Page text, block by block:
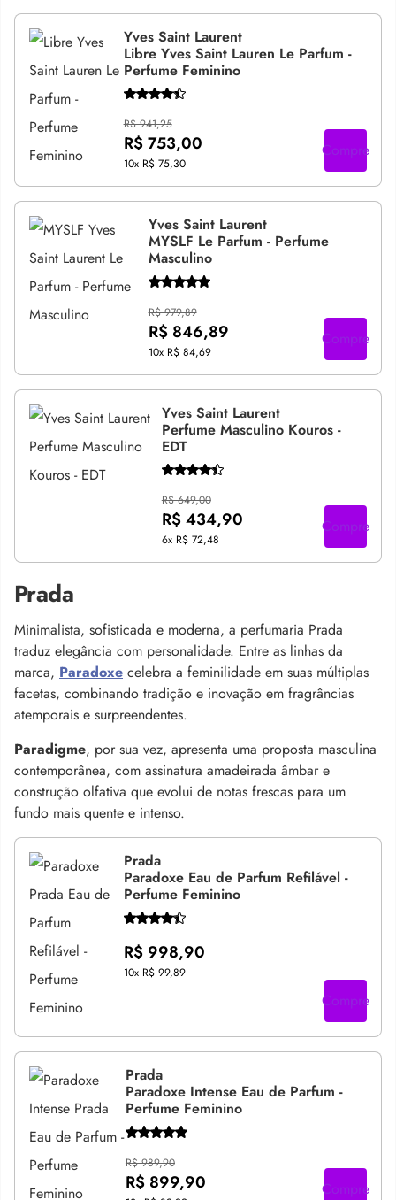
Yves Saint Laurent
Libre Yves Saint Lauren Le Parfum -
Perfume Feminino
R$ 941,25
R$ 753,00
10x R$ 75,30
Compre
Yves Saint Laurent
MYSLF Le Parfum - Perfume
Masculino
R$ 979,89
R$ 846,89
10x R$ 84,69
Compre
Yves Saint Laurent
Perfume Masculino Kouros -
EDT
R$ 649,00
R$ 434,90
6x R$ 72,48
Compre
Prada
Minimalista, sofisticada e moderna, a perfumaria Prada
traduz elegância com personalidade. Entre as linhas da
marca, Paradoxe celebra a feminilidade em suas múltiplas
facetas, combinando tradição e inovação em fragrâncias
atemporais e surpreendentes.
Paradigme, por sua vez, apresenta uma proposta masculina
contemporânea, com assinatura amadeirada âmbar e
construção olfativa que evolui de notas frescas para um
fundo mais quente e intenso.
Prada
Paradoxe Eau de Parfum Refilável -
Perfume Feminino
R$ 998,90
10x R$ 99,89
Compre
Prada
Paradoxe Intense Eau de Parfum -
Perfume Feminino
R$ 989,90
R$ 899,90 Compre